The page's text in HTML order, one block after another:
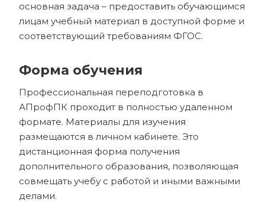
основная задача – предоставить обучающимся
лицам учебный материал в доступной форме и
соответствующий требованиям ФГОС.
Форма обучения
Профессиональная переподготовка в
АПрофПК проходит в полностью удаленном
формате. Материалы для изучения
размещаются в личном кабинете. Это
дистанционная форма получения
дополнительного образования, позволяющая
совмещать учебу с работой и иными важными
делами.